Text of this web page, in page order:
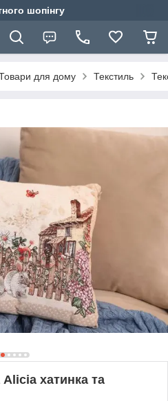
шопінгу
для дому Текстиль
хатинка та